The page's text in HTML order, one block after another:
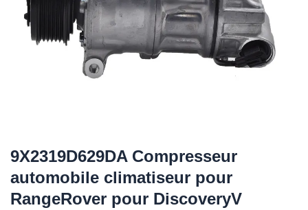
9X2319D629DA Compresseur
automobile climatiseur pour
RangeRover pour DiscoveryV